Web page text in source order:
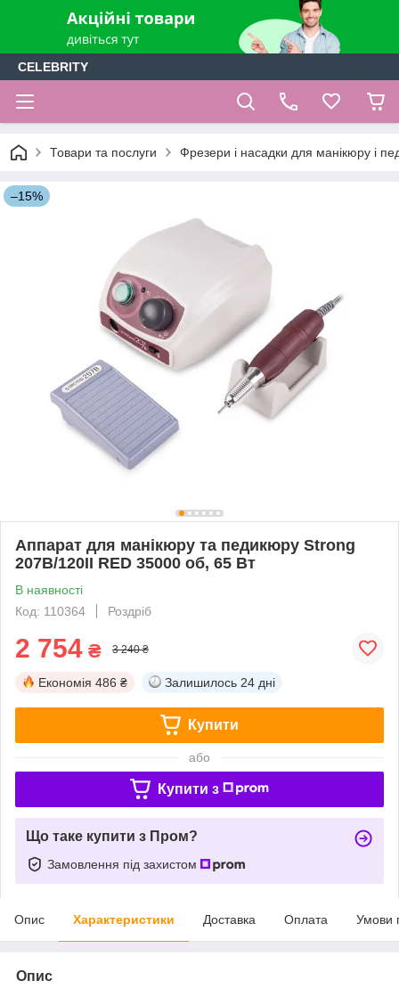
CELEBRITY
Товари та послуги Фрезери і насадки для манікюру і
–15%
Аппарат для манікюру та педикюру Strong
207B/120ІІ RED 35000 об, 65 Вт
В наявності
Код: 110364
Роздріб
2 754 ₴ 3 240 ₴
Економія 486 ₴ Залишилось 24 дні
Купити
або
Купити з
Що таке купити з Пром?
Замовлення під захистом
Опис Характеристики Доставка Оплата Умови
Опис